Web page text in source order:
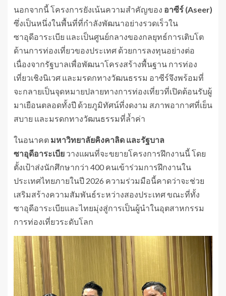
นอกจากนี้ โครงการยังเน้นความสำคัญของ อาซีร์ (Aseer)
ซึ่งเป็นหนึ่งในพื้นที่ที่กำลังพัฒนาอย่างรวดเร็วใน
ซาอุดีอาระเบีย และเป็นศูนย์กลางของกลยุทธ์การเติบโต
ด้านการท่องเที่ยวของประเทศ ด้วยการลงทุนอย่างต่อ
เนื่องจากรัฐบาลเพื่อพัฒนาโครงสร้างพื้นฐาน การท่อง
เที่ยวเชิงนิเวศ และมรดกทางวัฒนธรรม อาซีร์จึงพร้อมที่
จะกลายเป็นจุดหมายปลายทางการท่องเที่ยวที่เปิดต้อนรับผู้
มาเยือนตลอดทั้งปี ด้วยภูมิทัศน์ที่งดงาม สภาพอากาศที่เย็น
สบาย และมรดกทางวัฒนธรรมที่ล้ำค่า
ในอนาคต มหาวิทยาลัยคิงคาลิด และรัฐบาล
ซาอุดีอาระเบีย วางแผนที่จะขยายโครงการฝึกงานนี้ โดย
ตั้งเป้าส่งนักศึกษากว่า 400 คนเข้าร่วมการฝึกงานใน
ประเทศไทยภายในปี 2026 ความร่วมมือนี้คาดว่าจะช่วย
เสริมสร้างความสัมพันธ์ระหว่างสองประเทศ ขณะที่ทั้ง
ซาอุดีอาระเบียและไทยมุ่งสู่การเป็นผู้นำในอุตสาหกรรม
การท่องเที่ยวระดับโลก